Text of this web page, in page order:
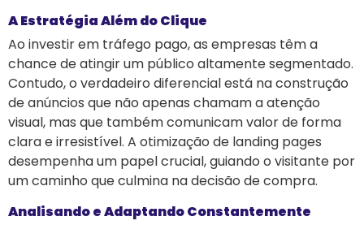
A Estratégia Além do Clique
Ao investir em tráfego pago, as empresas têm a
chance de atingir um público altamente segmentado.
Contudo, o verdadeiro diferencial está na construção
de anúncios que não apenas chamam a atenção
visual, mas que também comunicam valor de forma
clara e irresistível. A otimização de landing pages
desempenha um papel crucial, guiando o visitante por
um caminho que culmina na decisão de compra.
Analisando e Adaptando Constantemente